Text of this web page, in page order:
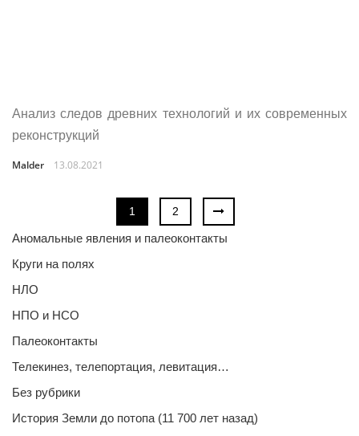
Анализ следов древних технологий и их современных
реконструкций
Malder 13.08.2021
1 2
Аномальные явления и палеоконтакты
Круги на полях
НЛО
НПО и НСО
Палеоконтакты
Телекинез, телепортация, левитация…
Без рубрики
История Земли до потопа (11 700 лет назад)